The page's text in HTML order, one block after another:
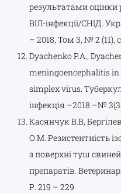
результатами оцінки
ВІЛ-інфекції/СНІД.
– 2018, Том 3, № 2 (11),
Dyachenko P.A.,
meningoencephalitis
simplex virus.
інфекція.–2018.–№
Касянчук В.В,
О.М. Резистентність
з поверхні туш
препаратів.
Р. 219 – 229